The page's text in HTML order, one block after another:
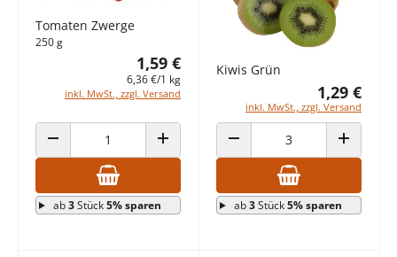
Tomaten Zwerge
250 g
1,59 €
6,36 €/1 kg
inkl. MwSt., zzgl. Versand
ANZAHL VERRINGERN ANZAHL ERHÖHEN
ab3Stück5% sparen
Kiwis Grün
1,29 €
inkl. MwSt., zzgl. Versand
ANZAHL VERRINGERN ANZAHL
ab3Stück5% sparen